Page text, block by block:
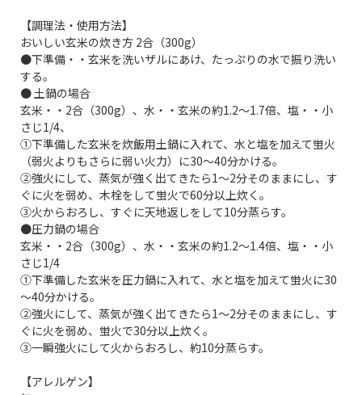
【調理法・使用方法】
おいしい玄米の炊き方 2合（300g）
●下準備・・玄米を洗いザルにあけ、たっぷりの水で振り洗い
する。
● 土鍋の場合
玄米・・2合（300g）、水・・玄米の約1.2～1.7倍、塩・・小
さじ1/4、
①下準備した玄米を炊飯用土鍋に入れて、水と塩を加えて蛍火
（弱火よりもさらに弱い火力）に30～40分かける。
②強火にして、蒸気が強く出てきたら1～2分そのままにし、す
ぐに火を弱め、木栓をして蛍火で60分以上炊く。
③火からおろし、すぐに天地返しをして10分蒸らす。
●圧力鍋の場合
玄米・・2合（300g）、水・・玄米の約1.2～1.4倍、塩・・小
さじ1/4
①下準備した玄米を圧力鍋に入れて、水と塩を加えて蛍火に30
～40分かける。
②強火にして、蒸気が強く出てきたら1～2分そのままにし、す
ぐに火を弱め、蛍火で30分以上炊く。
③一瞬強火にして火からおろし、約10分蒸らす。
【アレルゲン】